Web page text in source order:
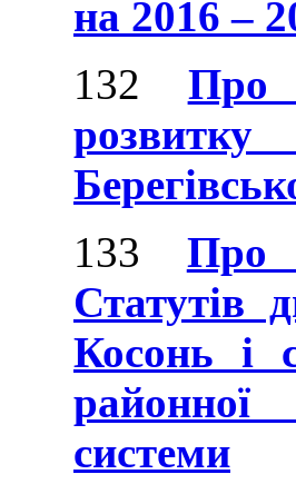
на 2016 –
132 Про
133 Про
Статутів
Косонь і
системи